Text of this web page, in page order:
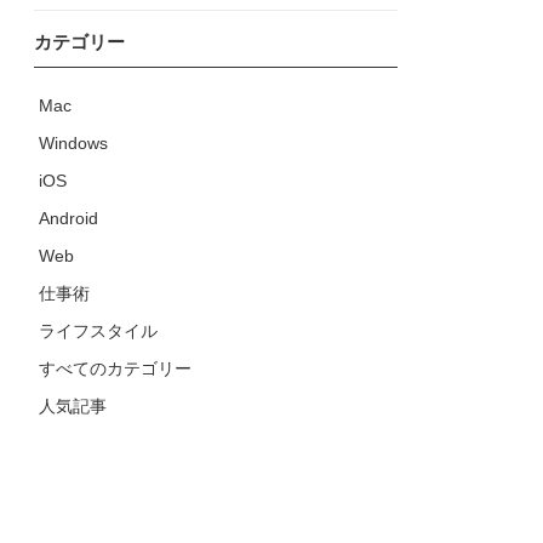
カテゴリー
Mac
Windows
iOS
Android
Web
仕事術
ライフスタイル
すべてのカテゴリー
人気記事